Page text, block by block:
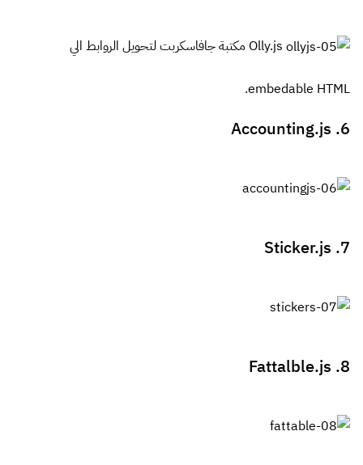
Olly.js مكتبة جافاسكربت لتحويل الروابط الي
embedable HTML.
6. Accounting.js
7. Sticker.js
8. Fattalble.js